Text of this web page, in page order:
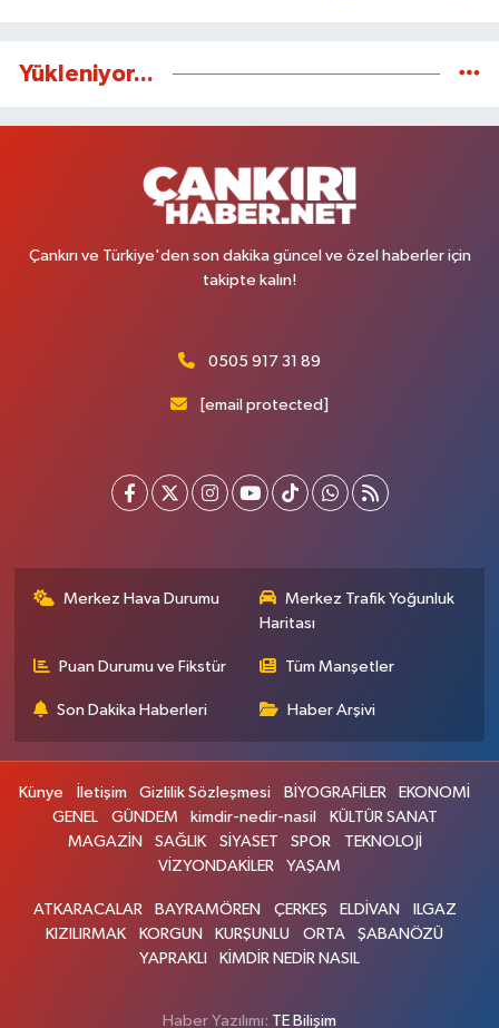
Yükleniyor...
Çankırı ve Türkiye'den son dakika güncel ve özel haberler için
takipte kalın!
0505 917 31 89
[email protected]
Merkez Hava Durumu
Merkez Trafik Yoğunluk
Haritası
Puan Durumu ve Fikstür Tüm Manşetler
Son Dakika Haberleri Haber Arşivi
Künye İletişim Gizlilik Sözleşmesi BİYOGRAFİLER
EKONOMİ
GENEL
GÜNDEM kimdir-nedir-nasil
KÜLTÜR SANAT
MAGAZİN
SAĞLIK SİYASET SPOR
TEKNOLOJİ
VİZYONDAKİLER
YAŞAM
ATKARACALAR BAYRAMÖREN ÇERKEŞ ELDİVAN
ILGAZ
KIZILIRMAK
KORGUN KURŞUNLU ORTA
ŞABANÖZÜ
YAPRAKLI
KİMDİR NEDİR NASIL
Haber Yazılımı: TE Bilişim